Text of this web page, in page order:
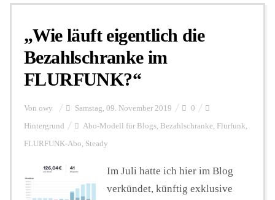
Personalien
Hintergrund
FUNKTURM-Beiträge
Podcast
„Wie läuft eigentlich die
Bezahlschranke im
FLURFUNK?“
Von owy Samstag, 09. November 2019 0
Hintergrund Abo-Modell für Blogs, Bezahlschranke, Flurfunk,
FLURFUNK-Abo, Steady
Im Juli hatte ich hier im Blog
verkündet, künftig exklusive